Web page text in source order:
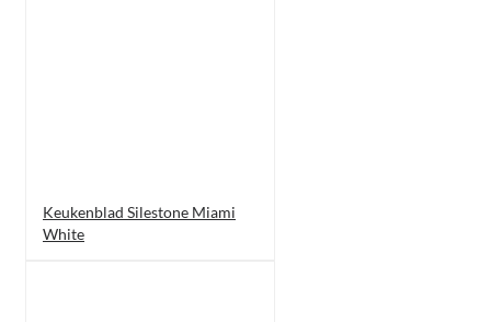
Keukenblad Silestone Miami
White